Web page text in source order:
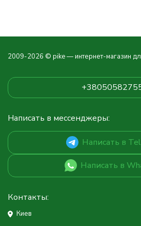
2009-2026 © pike — интернет-магазин
Написать в мессенджеры:
Написать в
Написать в
Контакты:
Киев